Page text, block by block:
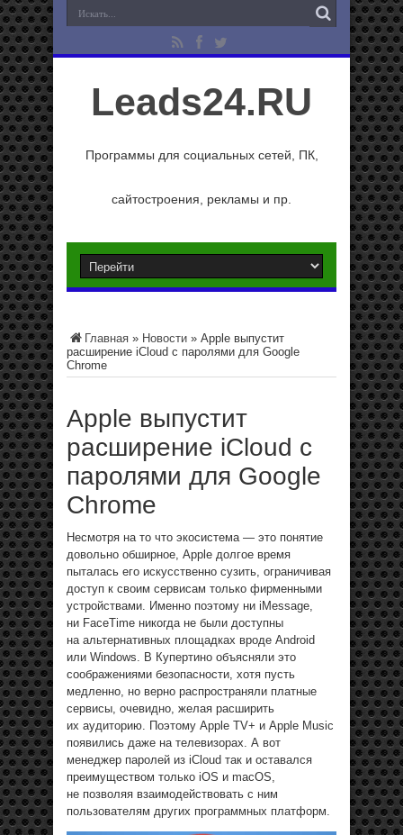
Leads24.RU
Программы для социальных сетей, ПК,
сайтостроения, рекламы и пр.
Главная » Новости » Apple выпустит
расширение iCloud с паролями для Google
Chrome
Apple выпустит
расширение iCloud с
паролями для Google
Chrome
Несмотря на то что экосистема — это понятие
довольно обширное, Apple долгое время
пыталась его искусственно сузить, ограничивая
доступ к своим сервисам только фирменными
устройствами. Именно поэтому ни iMessage,
ни FaceTime никогда не были доступны
на альтернативных площадках вроде Android
или Windows. В Купертино объясняли это
соображениями безопасности, хотя пусть
медленно, но верно распространяли платные
сервисы, очевидно, желая расширить
их аудиторию. Поэтому Apple TV+ и Apple Music
появились даже на телевизорах. А вот
менеджер паролей из iCloud так и оставался
преимуществом только iOS и macOS,
не позволяя взаимодействовать с ним
пользователям других программных платформ.